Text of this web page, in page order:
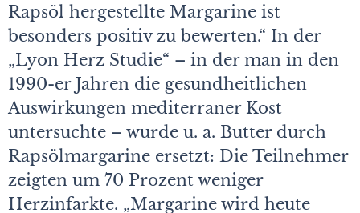
Rapsöl hergestellte Margarine ist
besonders positiv zu bewerten.“ In der
„Lyon Herz Studie“ – in der man in den
1990-er Jahren die gesundheitlichen
Auswirkungen mediterraner Kost
untersuchte – wurde u. a. Butter durch
Rapsölmargarine ersetzt: Die Teilnehmer
zeigten um 70 Prozent weniger
Herzinfarkte. „Margarine wird heute